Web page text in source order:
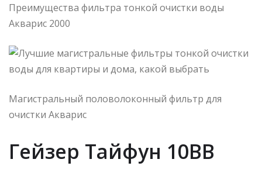
Преимущества фильтра тонкой очистки воды
Акварис 2000
Магистральный половолоконный фильтр для
очистки Акварис
Гейзер Тайфун 10ВВ